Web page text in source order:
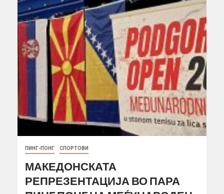
ПИНГ-ПОНГ СПОРТОВИ
МАКЕДОНСКАТА
РЕПРЕЗЕНТАЦИЈА ВО ПАРА